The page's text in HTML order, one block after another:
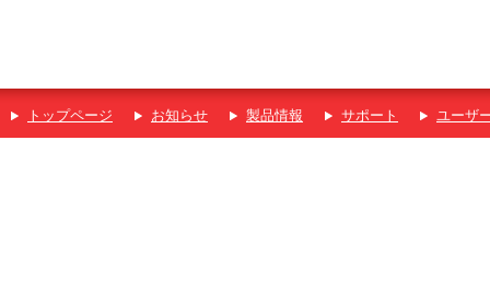
トップページ お知らせ 製品情報 サポート ユーザ